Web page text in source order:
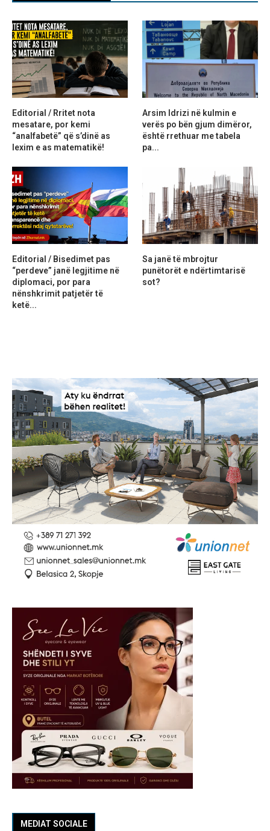
MEDIAT SOCIALE
Editorial / Rritet nota
mesatare, por kemi
“analfabetë” që s’dinë as
lexim e as matematikë!
Arsim Idrizi në kulmin e
verës po bën gjum dimëror,
është rrethuar me tabela
pa...
Editorial / Bisedimet pas
“perdeve” janë legjitime në
diplomaci, por para
nënshkrimit patjetër të
ketë...
Sa janë të mbrojtur
punëtorët e ndërtimtarisë
sot?